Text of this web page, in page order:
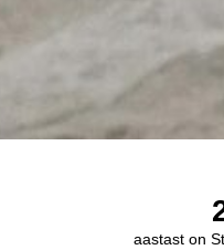
aastast on